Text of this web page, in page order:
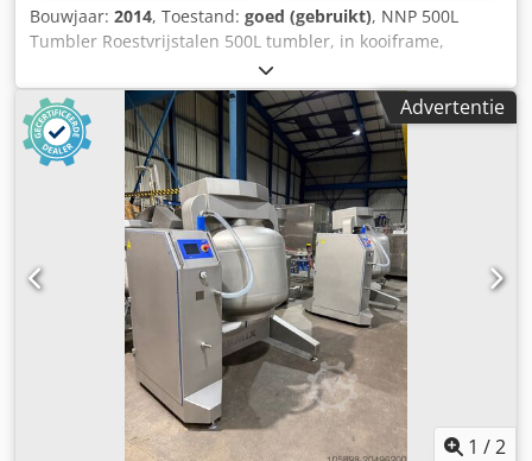
Bouwjaar: 2014, Toestand: goed (gebruikt), NNP 500L
Tumbler Roestvrijstalen 500L tumbler, in kooiframe,
veiligheidsafschermingen, met afvoerdeur, 3-fasen
aansluiting. Chodpfx Aewtqwaecwea
Advertentie
1 /2